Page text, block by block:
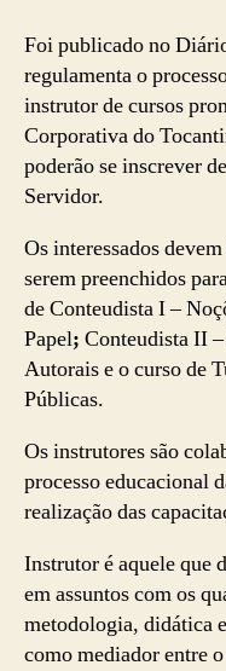
Foi publicado no
regulamenta o
instrutor de cursos
Corporativa do
poderão se inscrever
Servidor.
Os interessados
serem preenchidos
de Conteudista I –
Papel; Conteudista II
Autorais e o curso de
Públicas.
Os instrutores são
processo educacional
realização das
Instrutor é aquele que
em assuntos com os
metodologia, didática
como mediador entre